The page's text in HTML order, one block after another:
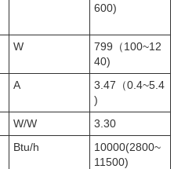
600)
W
799（100~12
40)
A
3.47（0.4~5.4
)
W/W
3.30
Btu/h
10000(2800~
11500)